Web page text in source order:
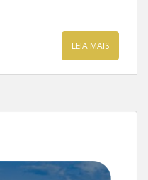
LEIA MAIS